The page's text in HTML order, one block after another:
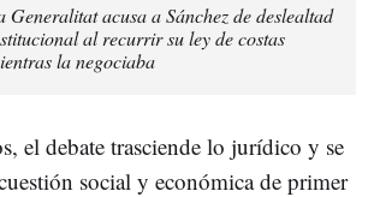
Generalitat acusa a Sánchez de deslealtad
al recurrir su ley de costas
la negociaba
el debate trasciende lo jurídico y se
social y económica de primer